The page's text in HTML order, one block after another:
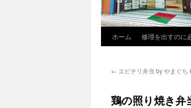
ホーム 修理を出すのに
← エビチリ弁当 by やまぐち
鶏の照り焼き弁